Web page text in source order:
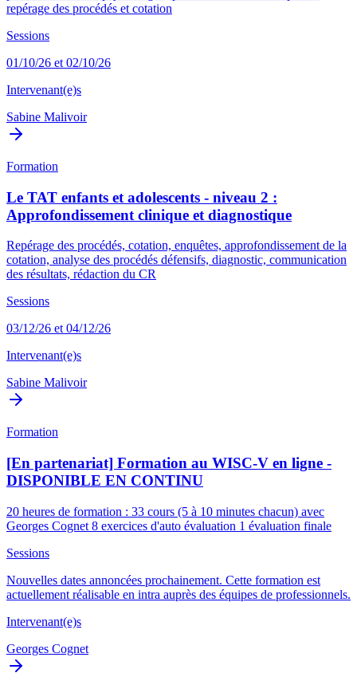
repérage des procédés et cotation
Sessions
01/10/26 et 02/10/26
Intervenant(e)s
Sabine Malivoir
Formation
Le TAT enfants et adolescents - niveau 2 :
Approfondissement clinique et diagnostique
Repérage des procédés, cotation, enquêtes, approfondissement de la
cotation, analyse des procédés défensifs, diagnostic, communication
des résultats, rédaction du CR
Sessions
03/12/26 et 04/12/26
Intervenant(e)s
Sabine Malivoir
Formation
[En partenariat] Formation au WISC-V en ligne -
DISPONIBLE EN CONTINU
20 heures de formation : 33 cours (5 à 10 minutes chacun) avec
Georges Cognet 8 exercices d'auto évaluation 1 évaluation finale
Sessions
Nouvelles dates annoncées prochainement. Cette formation est
actuellement réalisable en intra auprès des équipes de professionnels.
Intervenant(e)s
Georges Cognet